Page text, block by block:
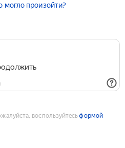
могло произойти?
воспользуйтесьформой